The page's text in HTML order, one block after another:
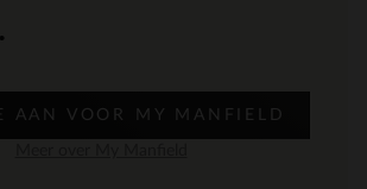
AAN VOOR MY MANFIELD